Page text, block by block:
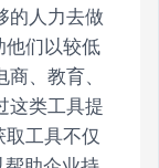
的人力去做
他们以较低
、教育、
这类工具提
工具不仅